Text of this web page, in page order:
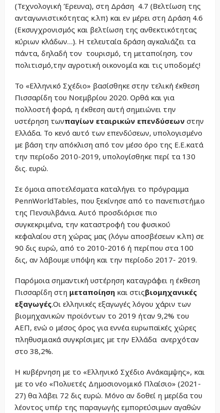
(Τεχνολογική Έρευνα), στη Δράση 4.7 (Βελτίωση της
ανταγωνιστικότητας κ.λπ) και εν μέρει στη Δράση 4.6
(Εκσυγχρονισμός και βελτίωση της ανθεκτικότητας
κύριων κλάδων…). Η τελευταία δράση αγκαλιάζει τα
πάντα, δηλαδή τον τουρισμό, τη μεταποίηση, τον
πολιτισμό,την αγροτική οικονομία και τις υποδομές!
Το «Ελληνικό Σχέδιο» βασίσθηκε στην τελική έκθεση
Πισσαρίδη του Νοεμβρίου 2020. Ορθά και για
πολλοστή φορά, η έκθεση αυτή σημειώνει την
υστέρηση τωνπαγίων εταιρικών επενδύσεων στην
Ελλάδα. Το κενό αυτό των επενδύσεων, υπολογισμένο
με βάση την απόκλιση από τον μέσο όρο της Ε.Ε.κατά
την περίοδο 2010-2019, υπολογίσθηκε περί τα 130
δις. ευρώ.
Σε όμοια αποτελέσματα καταλήγει το πρόγραμμα
PennWorldTables, που ξεκίνησε από το πανεπιστήμιο
της Πενσυλβάνια. Αυτό προσδιόρισε πιο
συγκεκριμένα, την καταστροφή του φυσικού
κεφαλαίου στη χώρας μας (λόγω αποσβέσεων κ.λπ) σε
90 δις ευρώ, από το 2010-2016 ή περίπου στα 100
δις, αν λάβουμε υπόψη και την περίοδο 2017- 2019.
Παρόμοια σημαντική υστέρηση καταγράφει η έκθεση
Πισσαρίδη στη μεταποίηση και στιςβιομηχανικές
εξαγωγές.Οι ελληνικές εξαγωγές λόγου χάριν των
βιομηχανικών προϊόντων το 2019 ήταν 9,2% του
ΑΕΠ, ενώ ο μέσος όρος για εννέα ευρωπαϊκές χώρες
πληθυσμιακά συγκρίσιμες με την Ελλάδα ανερχόταν
στο 38,2%.
Η κυβέρνηση με το «Ελληνικό Σχέδιο Ανάκαμψης», και
με το νέο «Πολυετές Δημοσιονομικό Πλαίσιο» (2021-
27) θα λάβει 72 δις ευρώ. Μόνο αν δοθεί η μερίδα του
λέοντος υπέρ της παραγωγής εμπορεύσιμων αγαθών